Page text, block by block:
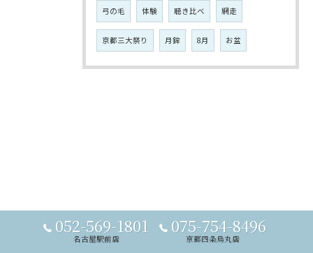
弓の毛 体験 聴き比べ 網走
京都三大祭り 月鉾 8月 お盆
052-569-1801
名古屋駅前店
075-754-8496
京都四条烏丸店